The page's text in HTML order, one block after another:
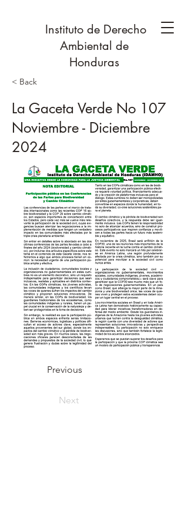
Instituto de Derecho
Ambiental de
Honduras
< Back
La Gaceta Verde No 107
Noviembre - Diciembre
2024
Previous
Next